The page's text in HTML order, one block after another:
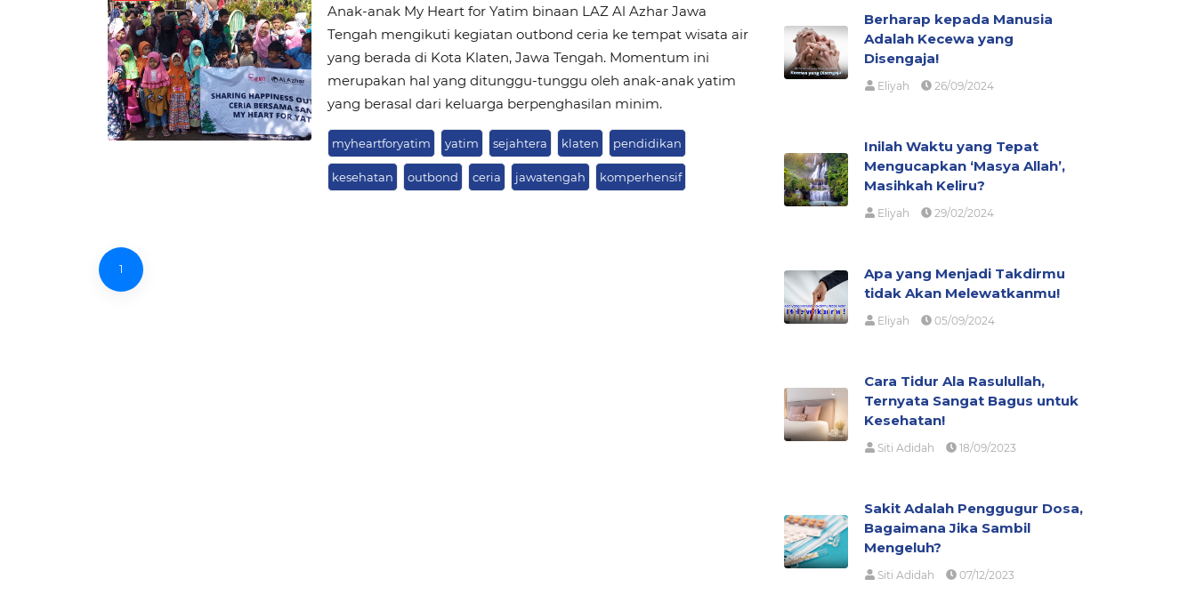
Anak-anak My Heart for Yatim binaan LAZ Al Azhar Jawa
Tengah mengikuti kegiatan outbond ceria ke tempat wisata air
yang berada di Kota Klaten, Jawa Tengah. Momentum ini
merupakan hal yang ditunggu-tunggu oleh anak-anak yatim
yang berasal dari keluarga berpenghasilan minim.
myheartforyatim yatim sejahtera klaten pendidikan
kesehatan outbond ceria jawatengah komperhensif
1
Berharap kepada Manusia
Adalah Kecewa yang
Disengaja!
Eliyah 26/09/2024
Inilah Waktu yang Tepat
Mengucapkan ‘Masya Allah’,
Masihkah Keliru?
Eliyah 29/02/2024
Apa yang Menjadi Takdirmu
tidak Akan Melewatkanmu!
Eliyah 05/09/2024
Cara Tidur Ala Rasulullah,
Ternyata Sangat Bagus untuk
Kesehatan!
Siti Adidah 18/09/2023
Sakit Adalah Penggugur Dosa,
Bagaimana Jika Sambil
Mengeluh?
Siti Adidah 07/12/2023